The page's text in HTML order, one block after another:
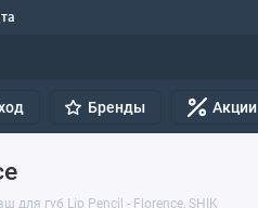
Бренды Акции
для губ Lip Pencil - Florence, SHIK